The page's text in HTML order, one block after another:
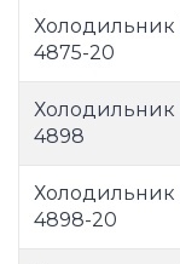
Холодильник
4875-20
Холодильник
4898
Холодильник
4898-20